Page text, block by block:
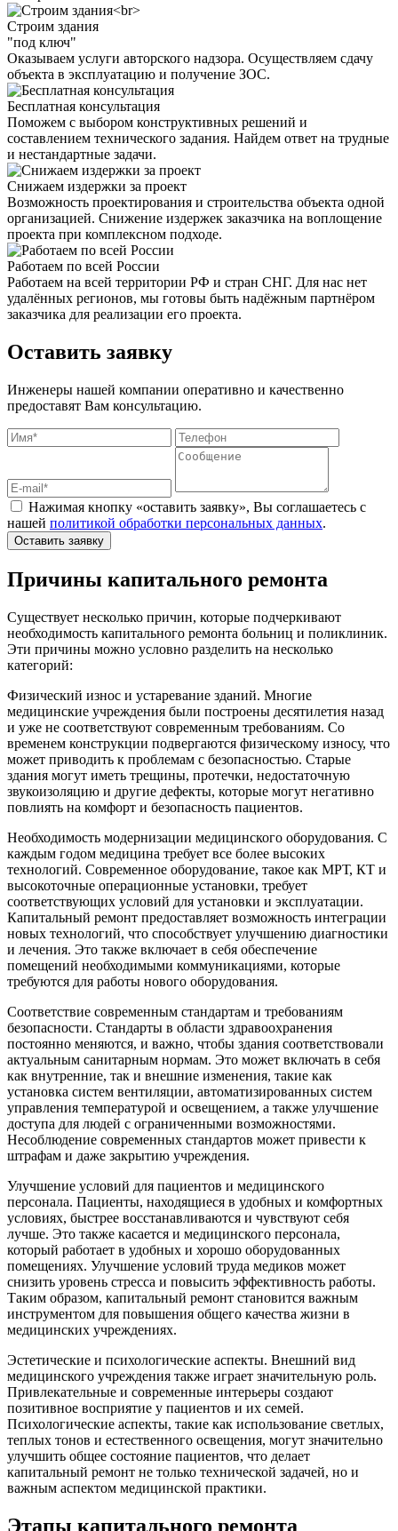
Строим здания
"под ключ"
Оказываем услуги авторского надзора. Осуществляем сдачу
объекта в эксплуатацию и получение ЗОС.
Бесплатная консультация
Поможем с выбором конструктивных решений и
составлением технического задания. Найдем ответ на трудные
и нестандартные задачи.
Снижаем издержки за проект
Возможность проектирования и строительства объекта одной
организацией. Снижение издержек заказчика на воплощение
проекта при комплексном подходе.
Работаем по всей России
Работаем на всей территории РФ и стран СНГ. Для нас нет
удалённых регионов, мы готовы быть надёжным партнёром
заказчика для реализации его проекта.
Оставить заявку
Инженеры нашей компании оперативно и качественно
предоставят Вам консультацию.
Нажимая кнопку «оставить заявку», Вы соглашаетесь с
нашей политикой обработки персональных данных.
Оставить заявку
Причины капитального ремонта
Существует несколько причин, которые подчеркивают
необходимость капитального ремонта больниц и поликлиник.
Эти причины можно условно разделить на несколько
категорий:
Физический износ и устаревание зданий. Многие
медицинские учреждения были построены десятилетия назад
и уже не соответствуют современным требованиям. Со
временем конструкции подвергаются физическому износу, что
может приводить к проблемам с безопасностью. Старые
здания могут иметь трещины, протечки, недостаточную
звукоизоляцию и другие дефекты, которые могут негативно
повлиять на комфорт и безопасность пациентов.
Необходимость модернизации медицинского оборудования. С
каждым годом медицина требует все более высоких
технологий. Современное оборудование, такое как МРТ, КТ и
высокоточные операционные установки, требует
соответствующих условий для установки и эксплуатации.
Капитальный ремонт предоставляет возможность интеграции
новых технологий, что способствует улучшению диагностики
и лечения. Это также включает в себя обеспечение
помещений необходимыми коммуникациями, которые
требуются для работы нового оборудования.
Соответствие современным стандартам и требованиям
безопасности. Стандарты в области здравоохранения
постоянно меняются, и важно, чтобы здания соответствовали
актуальным санитарным нормам. Это может включать в себя
как внутренние, так и внешние изменения, такие как
установка систем вентиляции, автоматизированных систем
управления температурой и освещением, а также улучшение
доступа для людей с ограниченными возможностями.
Несоблюдение современных стандартов может привести к
штрафам и даже закрытию учреждения.
Улучшение условий для пациентов и медицинского
персонала. Пациенты, находящиеся в удобных и комфортных
условиях, быстрее восстанавливаются и чувствуют себя
лучше. Это также касается и медицинского персонала,
который работает в удобных и хорошо оборудованных
помещениях. Улучшение условий труда медиков может
снизить уровень стресса и повысить эффективность работы.
Таким образом, капитальный ремонт становится важным
инструментом для повышения общего качества жизни в
медицинских учреждениях.
Эстетические и психологические аспекты. Внешний вид
медицинского учреждения также играет значительную роль.
Привлекательные и современные интерьеры создают
позитивное восприятие у пациентов и их семей.
Психологические аспекты, такие как использование светлых,
теплых тонов и естественного освещения, могут значительно
улучшить общее состояние пациентов, что делает
капитальный ремонт не только технической задачей, но и
важным аспектом медицинской практики.
Этапы капитального ремонта